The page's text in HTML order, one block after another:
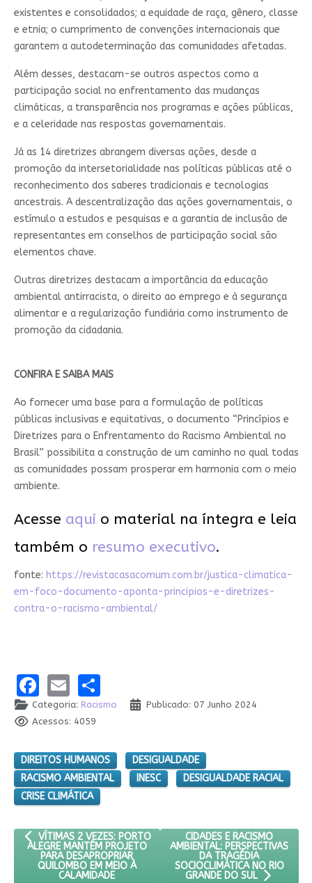
existentes e consolidados; a equidade de raça, gênero, classe
e etnia; o cumprimento de convenções internacionais que
garantem a autodeterminação das comunidades afetadas.
Além desses, destacam-se outros aspectos como a
participação social no enfrentamento das mudanças
climáticas, a transparência nos programas e ações públicas,
e a celeridade nas respostas governamentais.
Já as 14 diretrizes abrangem diversas ações, desde a
promoção da intersetorialidade nas políticas públicas até o
reconhecimento dos saberes tradicionais e tecnologias
ancestrais. A descentralização das ações governamentais, o
estímulo a estudos e pesquisas e a garantia de inclusão de
representantes em conselhos de participação social são
elementos chave.
Outras diretrizes destacam a importância da educação
ambiental antirracista, o direito ao emprego e à segurança
alimentar e a regularização fundiária como instrumento de
promoção da cidadania.
CONFIRA E SAIBA MAIS
Ao fornecer uma base para a formulação de políticas
públicas inclusivas e equitativas, o documento “Princípios e
Diretrizes para o Enfrentamento do Racismo Ambiental no
Brasil” possibilita a construção de um caminho no qual todas
as comunidades possam prosperar em harmonia com o meio
ambiente.
Acesse aqui o material na íntegra e leia
também o resumo executivo.
fonte: https://revistacasacomum.com.br/justica-climatica-
em-foco-documento-aponta-principios-e-diretrizes-
contra-o-racismo-ambiental/
Facebook
EmailShare
Categoria: Racismo
Publicado: 07 Junho 2024
Acessos: 4059
DIREITOS HUMANOS
DESIGUALDADE
RACISMO AMBIENTAL
INESC
DESIGUALDADE RACIAL
CRISE CLIMÁTICA
ARTIGO ANTERIOR: VÍTIMAS 2 VEZES: PORTO ALEGRE MANTÉM
VÍTIMAS 2 VEZES: PORTO
ALEGRE MANTÉM PROJETO
PARA DESAPROPRIAR
QUILOMBO EM MEIO À
CALAMIDADE
PRÓXIMO ARTIGO: CIDADES
CIDADES E RACISMO
AMBIENTAL: PERSPECTIVAS
DA TRAGÉDIA
SOCIOCLIMÁTICA NO RIO
GRANDE DO SUL